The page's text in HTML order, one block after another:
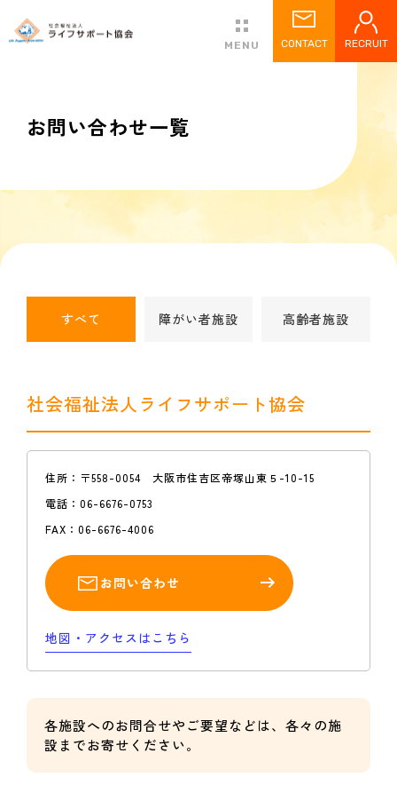
MENU CONTACT RECRUIT
お問い合わせ一覧
すべて 障がい者施設 高齢者施設
社会福祉法人ライフサポート協会
住所： 〒558-0054 大阪市住吉区帝塚山東５-10-15
電話： 06-6676-0753
FAX： 06-6676-4006
お問い合わせ
地図・アクセスはこちら
各施設へのお問合せやご要望などは、各々の施
設までお寄せください。